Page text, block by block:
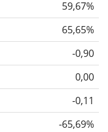
59,67%
65,65%
-0,90
0,00
-0,11
-65,69%